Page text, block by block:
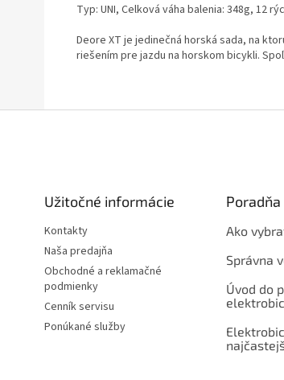
Typ: UNI, Celková váha balenia: 348g, 12
Deore XT je jedinečná horská sada, na
riešením pre jazdu na horskom bicykli.
Užitočné informácie
Kontakty
Naša predajňa
Obchodné a reklamačné
podmienky
Cenník servisu
Ponúkané služby
Poradňa
Ako
Správna
Úvod do